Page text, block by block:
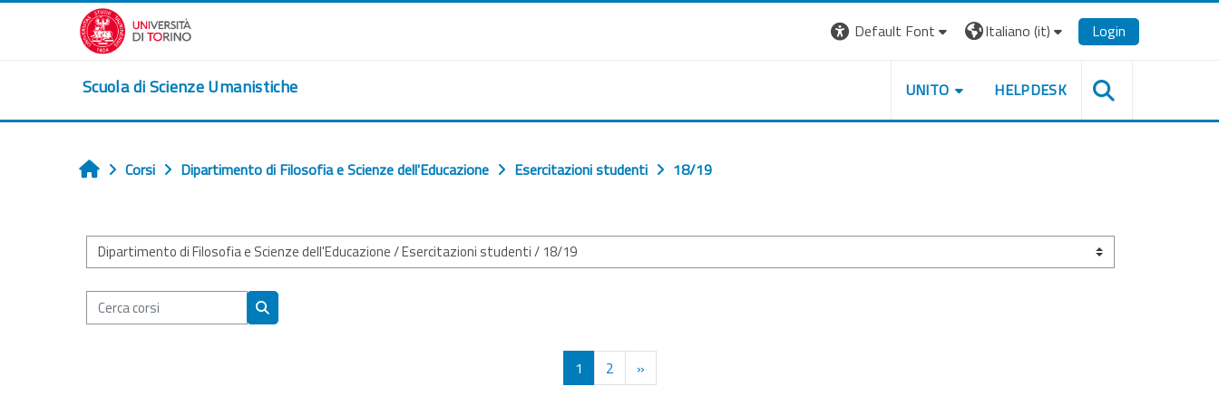
Vai al contenuto principale
Default Font
Italiano ‎(it)‎ Login
Scuola di Scienze Umanistiche UNITO HELPDESK
Home
Corsi Dipartimento di Filosofia e Scienze dell'Educazione Esercitazioni studenti 18/19
Categorie di corso
Cerca corsi
Cerca corsi
1 Pagina 1
2 Pagina 2
»Pagina successiva